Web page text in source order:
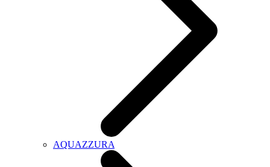
AQUAZZURA